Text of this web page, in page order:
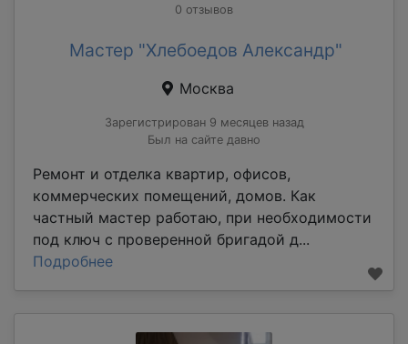
0 отзывов
Мастер "Хлебоедов Александр"
Москва
Зарегистрирован 9 месяцев назад
Был на сайте давно
Ремонт и отделка квартир, офисов,
коммерческих помещений, домов. Как
частный мастер работаю, при необходимости
под ключ с проверенной бригадой д...
Подробнее